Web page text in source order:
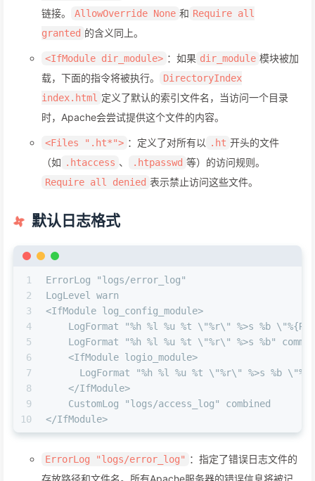
链接。
AllowOverride None 和 Require all
granted 的含义同上。
<IfModule dir_module> ：如果 dir_module 模块被加
载，下面的指令将被执行。
DirectoryIndex
index.html 定义了默认的索引文件名，当访问一个目录
时，Apache会尝试提供这个文件的内容。
<Files ".ht*"> ：定义了对所有以 .ht 开头的文件
（如 .htaccess 、 .htpasswd 等）的访问规则。
Require all denied 表示禁止访问这些文件。
默认日志格式
1
2
3
4
5
6
7
8
9
10
ErrorLog "logs/error_log"
LogLevel warn
<IfModule log_config_module>
LogFormat "%h %l %u %t \"%r\" %>s %b
    LogFormat "%h %l %u %t \"%r\" %>s %b" common
    <IfModule logio_module>
LogFormat "%h %l %u %t \"%r\" %>s %b
    </IfModule>
    CustomLog "logs/access_log" combined
</IfModule>
ErrorLog "logs/error_log" ：指定了错误日志文件的